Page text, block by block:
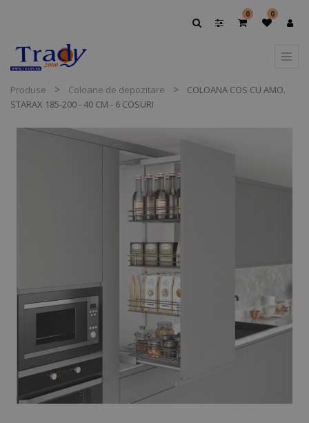
0 0
Produse Coloane de depozitare
COLOANA COS CU AMO.
STARAX 185-200 - 40 CM - 6 COSURI